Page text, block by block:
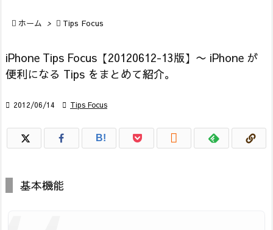
 ホーム >  Tips Focus
iPhone Tips Focus【20120612-13版】〜 iPhone が
便利になる Tips をまとめて紹介。
 2012/06/14  Tips Focus
B! 
基本機能